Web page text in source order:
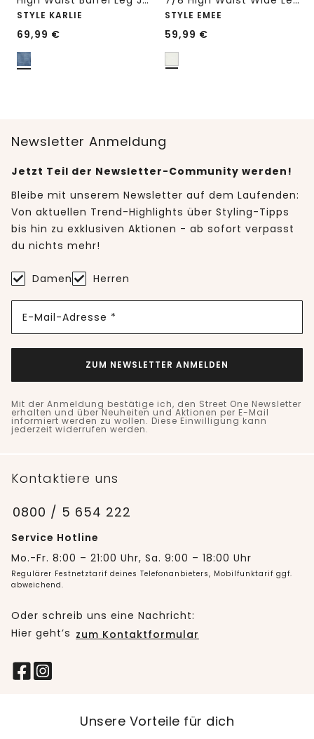
STYLE KARLIE
69,99 €
STYLE EMEE
59,99 €
Newsletter Anmeldung
Jetzt Teil der Newsletter-Community werden!
Bleibe mit unserem Newsletter auf dem Laufenden:
Von aktuellen Trend-Highlights über Styling-Tipps
bis hin zu exklusiven Aktionen - ab sofort verpasst
du nichts mehr!
Damen Herren
E-Mail-Adresse *
ZUM NEWSLETTER ANMELDEN
Mit der Anmeldung bestätige ich, den Street One Newsletter
erhalten und über Neuheiten und Aktionen per E-Mail
informiert werden zu wollen. Diese Einwilligung kann
jederzeit widerrufen werden.
Kontaktiere uns
0800 / 5 654 222
Service Hotline
Mo.-Fr. 8:00 – 21:00 Uhr, Sa. 9:00 – 18:00 Uhr
Regulärer Festnetztarif deines Telefonanbieters, Mobilfunktarif ggf.
abweichend.
Oder schreib uns eine Nachricht:
Hier geht’s zum Kontaktformular
Unsere Vorteile für dich